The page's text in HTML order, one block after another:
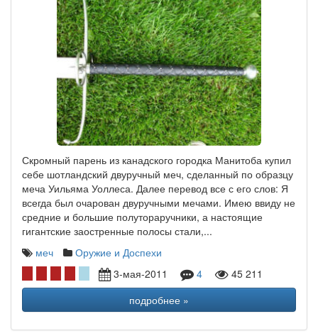
Скромный парень из канадского городка Манитоба купил
себе шотландский двуручный меч, сделанный по образцу
меча Уильяма Уоллеса. Далее перевод все с его слов: Я
всегда был очарован двуручными мечами. Имею ввиду не
средние и большие полутораручники, а настоящие
гигантские заостренные полосы стали,...
меч
Оружие и Доспехи
3-мая-2011
4
45 211
подробнее »